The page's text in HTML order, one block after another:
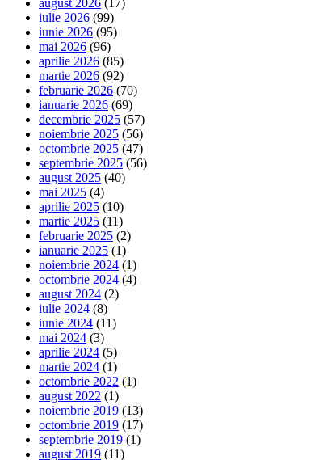
iulie 2026 (99)
iunie 2026 (95)
mai 2026 (96)
aprilie 2026 (85)
martie 2026 (92)
februarie 2026 (70)
ianuarie 2026 (69)
decembrie 2025 (57)
noiembrie 2025 (56)
octombrie 2025 (47)
septembrie 2025 (56)
august 2025 (40)
mai 2025 (4)
aprilie 2025 (10)
martie 2025 (11)
februarie 2025 (2)
ianuarie 2025 (1)
noiembrie 2024 (1)
octombrie 2024 (4)
august 2024 (2)
iulie 2024 (8)
iunie 2024 (11)
mai 2024 (3)
aprilie 2024 (5)
martie 2024 (1)
octombrie 2022 (1)
august 2022 (1)
noiembrie 2019 (13)
octombrie 2019 (17)
septembrie 2019 (1)
august 2019 (11)